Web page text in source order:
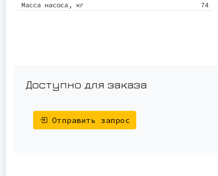
Масса насоса, кг 74
Доступно для заказа
Отправить запрос